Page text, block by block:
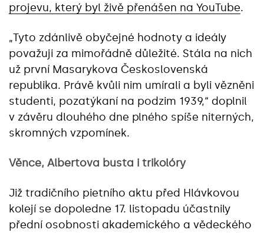
projevu, který byl živě přenášen na YouTube.
„Tyto zdánlivě obyčejné hodnoty a ideály
považuji za mimořádně důležité. Stála na nich
už první Masarykova Československá
republika. Právě kvůli nim umírali a byli vězněni
studenti, pozatýkaní na podzim 1939,“ doplnil
v závěru dlouhého dne plného spíše niterných,
skromných vzpomínek.
Věnce, Albertova busta i trikolóry
Již tradičního pietního aktu před Hlávkovou
kolejí se dopoledne 17. listopadu účastnily
přední osobnosti akademického a vědeckého